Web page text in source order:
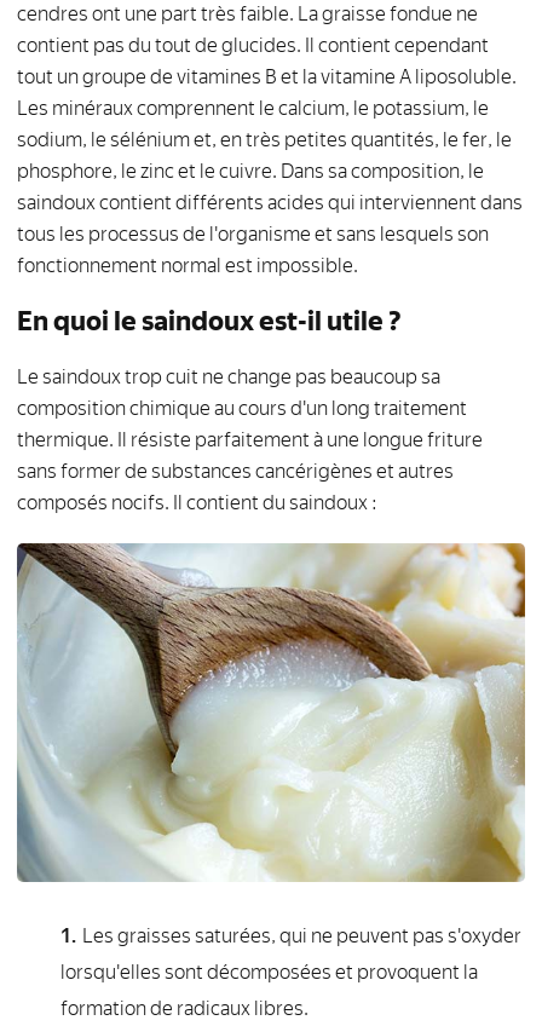
cendres ont une part très faible. La graisse fondue ne
contient pas du tout de glucides. Il contient cependant
tout un groupe de vitamines B et la vitamine A liposoluble.
Les minéraux comprennent le calcium, le potassium, le
sodium, le sélénium et, en très petites quantités, le fer, le
phosphore, le zinc et le cuivre. Dans sa composition, le
saindoux contient différents acides qui interviennent dans
tous les processus de l'organisme et sans lesquels son
fonctionnement normal est impossible.
En quoi le saindoux est-il utile ?
Le saindoux trop cuit ne change pas beaucoup sa
composition chimique au cours d'un long traitement
thermique. Il résiste parfaitement à une longue friture
sans former de substances cancérigènes et autres
composés nocifs. Il contient du saindoux :
Les graisses saturées, qui ne peuvent pas s'oxyder
lorsqu'elles sont décomposées et provoquent la
formation de radicaux libres.